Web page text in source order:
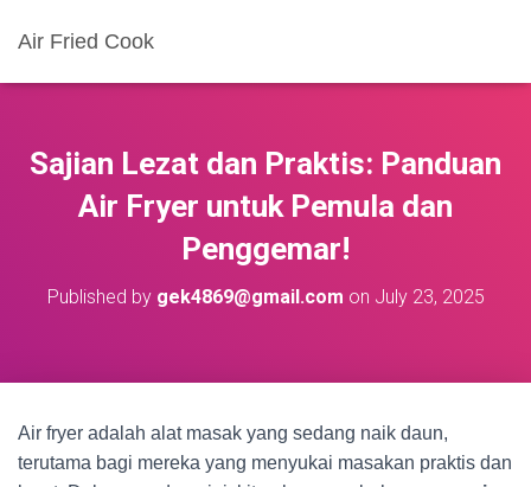
Air Fried Cook
Sajian Lezat dan Praktis: Panduan
Air Fryer untuk Pemula dan
Penggemar!
Published by gek4869@gmail.com on July 23, 2025
Air fryer adalah alat masak yang sedang naik daun,
terutama bagi mereka yang menyukai masakan praktis dan